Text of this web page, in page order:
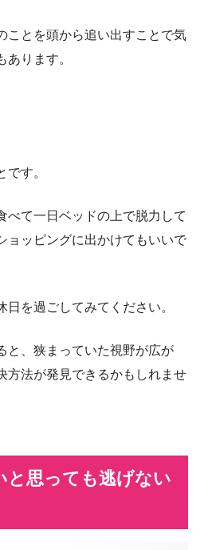
ことを頭から追い出すことで気
ります。
です。
べて一日ベッドの上で脱力して
ョッピングに出かけてもいいで
を過ごしてみてください。
と、狭まっていた視野が広が
方法が発見できるかもしれませ
と思っても逃げない